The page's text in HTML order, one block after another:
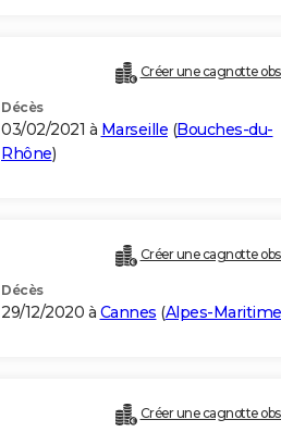
Créer une cagnotte
Décès
03/02/2021 à Marseille (Bouches-du-
Rhône)
Créer une cagnotte
Décès
29/12/2020 à Cannes (Alpes-
Créer une cagnotte